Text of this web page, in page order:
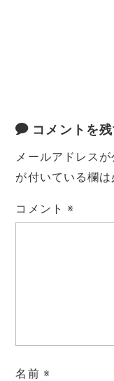
コメントを
メールアドレス
が付いている欄
コメント※
名前 ※